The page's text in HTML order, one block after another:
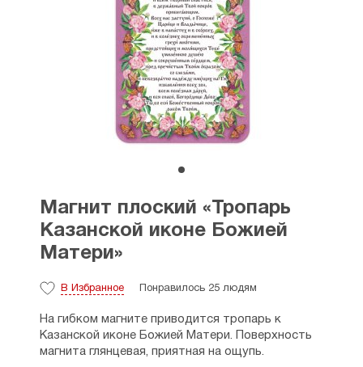
Магнит плоский «Тропарь
Казанской иконе Божией
Матери»
В Избранное Понравилось 25 людям
На гибком магните приводится тропарь к
Казанской иконе Божией Матери. Поверхность
магнита глянцевая, приятная на ощупь.